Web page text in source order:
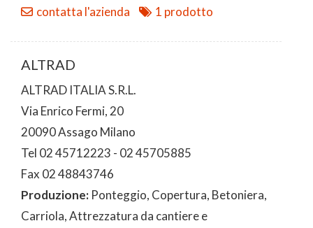
contatta l'azienda
1 prodotto
ALTRAD
ALTRAD ITALIA S.R.L.
Via Enrico Fermi, 20
20090 Assago Milano
Tel 02 45712223 - 02 45705885
Fax 02 48843746
Produzione: Ponteggio, Copertura, Betoniera,
Carriola, Attrezzatura da cantiere e